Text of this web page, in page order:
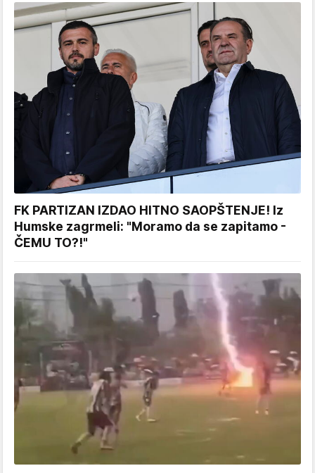
FK PARTIZAN IZDAO HITNO SAOPŠTENJE! Iz
Humske zagrmeli: "Moramo da se zapitamo -
ČEMU TO?!"